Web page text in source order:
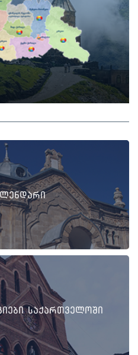
საქართველოში